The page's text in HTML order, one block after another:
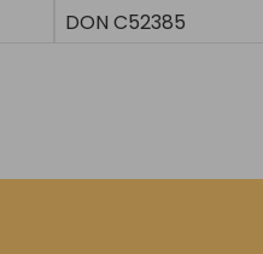
DON C52385